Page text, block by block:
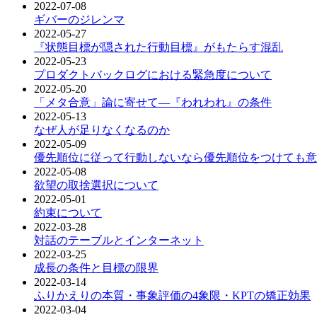
2022-07-08
ギバーのジレンマ
2022-05-27
『状態目標が隠された行動目標』がもたらす混乱
2022-05-23
プロダクトバックログにおける緊急度について
2022-05-20
「メタ合意」論に寄せて―『われわれ』の条件
2022-05-13
なぜ人が足りなくなるのか
2022-05-09
優先順位に従って行動しないなら優先順位をつけても
2022-05-08
欲望の取捨選択について
2022-05-01
約束について
2022-03-28
対話のテーブルとインターネット
2022-03-25
成長の条件と目標の限界
2022-03-14
ふりかえりの本質・事象評価の4象限・KPTの矯正効果
2022-03-04